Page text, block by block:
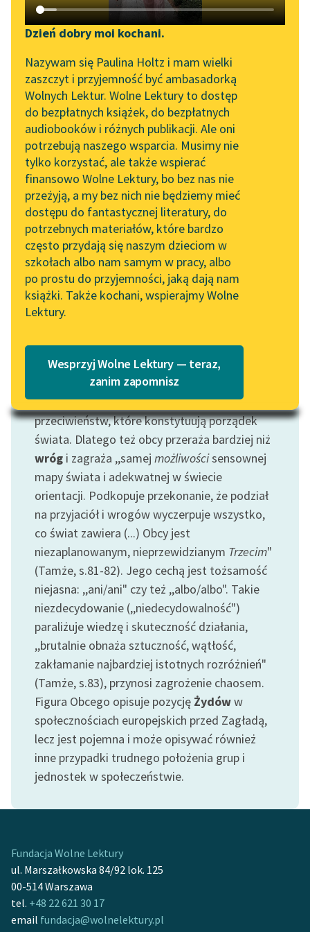
Katalog DAISY
Podkasty o książkach
Zgłoś brak utworu
Aktualności
„Prokurator Alicja Horn”
do słuchania
Byliśmy częścią AI Impact
Lab
Zapraszamy na spotkanie
online z tłumaczkami
literatury skandynawskiej
Spotkanie z Katarzyną
Tunkiel w Oslo
102. lata temu zmarł
Joseph Conrad
Lektury szkolne i klasyka
literatury do słuchania dla
uczennic i uczniów z
niepełnosprawnościami
E-kolekcja lektur
szkolnych i literatury do
słuchania dla uczennic i
niepełnosprawnościami
Feministyczne inspiracje.
Popularyzacja
skandynawskiej literatury
feministycznej
Ręce pełne poezji
Kolekcje edukacyjne
twórców przechodzących
do domeny publicznej,
lektur szkolnych oraz
Starego Testamentu
Odkurzamy bohaterów
Szkoła Poezji Wolnych
Narzędzia
Mapa Wolnych Lektur
Leśmianator
Przewodnik dla piszących i
czytających
API
OAI-PMH
Widget Wolnych Lektur
Przypisy
Katalog w formacie PDF
Kontakt
O projekcie
Zespół
Dzień dobry moi kochani.
Nazywam się Paulina Holtz i mam wielki
zaszczyt i przyjemność być ambasadorką
Wolnych Lektur. Wolne Lektury to dostęp
do bezpłatnych książek, do bezpłatnych
audiobooków i różnych publikacji. Ale oni
potrzebują naszego wsparcia. Musimy nie
tylko korzystać, ale także wspierać
finansowo Wolne Lektury, bo bez nas nie
przeżyją, a my bez nich nie będziemy mieć
dostępu do fantastycznej literatury, do
potrzebnych materiałów, które bardzo
często przydają się naszym dzieciom w
szkołach albo nam samym w pracy, albo
po prostu do przyjemności, jaką dają nam
książki. Także kochani, wspierajmy Wolne
Lektury.
Wesprzyj Wolne Lektury — teraz,
zanim zapomnisz
Zuzanna Ginczanka
Ni liryka z tkliwych
batystów,
ni ciężki epos z brokatu
nie wyzna ciebie
nikomu
domysłem...
Czytaj więcej
Motyw: Obcy
nowoczesna. Nowoczesność wieloznaczna
przeł. J. Bauman, Warszawa 1995ISBN 83-01-
) miejsce obcego jest poza opozycją
przyjaciel-wróg, będącą jednym z tych
przeciwieństw, które konstytuują porządek
świata. Dlatego też obcy przeraża bardziej niż
wróg i zagraża ,,samej możliwościsensownej
mapy świata i adekwatnej w świecie
orientacji. Podkopuje przekonanie, że podział
na przyjaciół i wrogów wyczerpuje wszystko,
co świat zawiera (...) Obcy jest
niezaplanowanym, nieprzewidzianym Trzecim"
(Tamże, s.81-82). Jego cechą jest tożsamość
niejasna: ,,ani/ani" czy też ,,albo/albo". Takie
niezdecydowanie (,,niedecydowalność")
paraliżuje wiedzę i skuteczność działania,
,,brutalnie obnaża sztuczność, wątłość,
zakłamanie najbardziej istotnych rozróżnień"
(Tamże, s.83), przynosi zagrożenie chaosem.
Figura Obcego opisuje pozycję Żydóww
społecznościach europejskich przed Zagładą,
lecz jest pojemna i może opisywać również
inne przypadki trudnego położenia grup i
jednostek w społeczeństwie.
Fundacja Wolne Lektury
ul. Marszałkowska 84/92 lok. 125
00-514 Warszawa
tel. +48 22 621 30 17
email fundacja@wolnelektury.pl